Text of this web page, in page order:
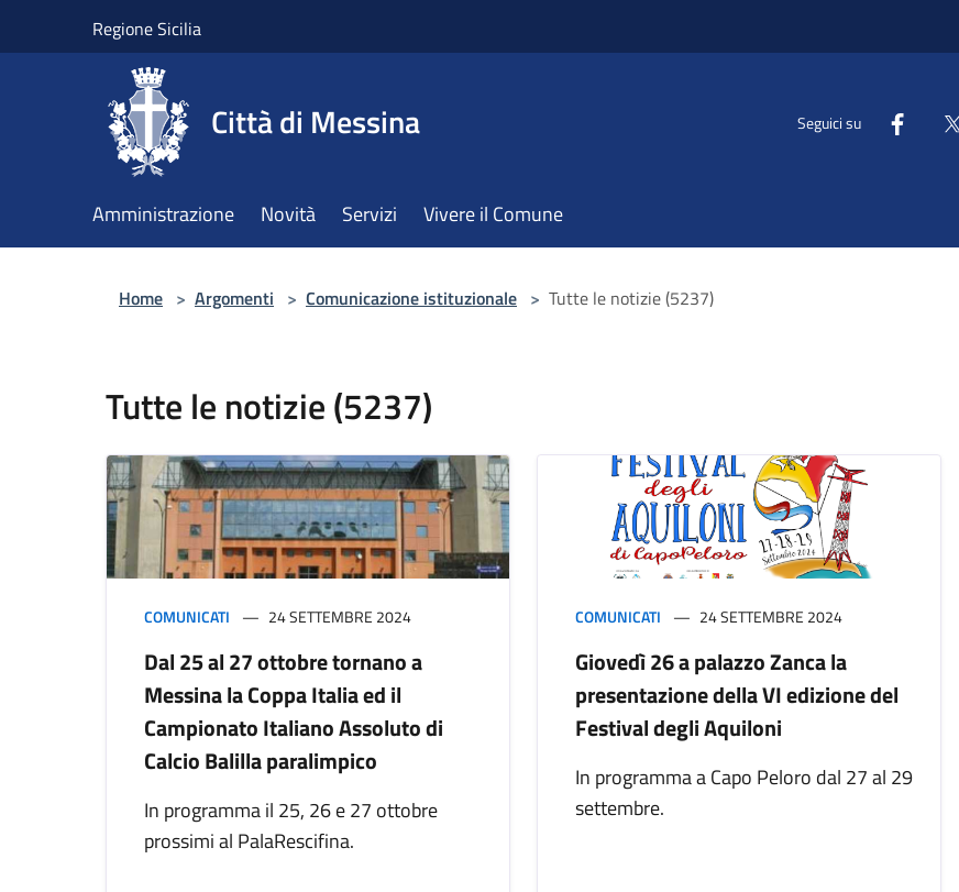
Regione Sicilia
Città di Messina Seguici su
Amministrazione Novità Servizi Vivere il Comune
Home > Argomenti > Comunicazione istituzionale > Tutte le notizie (5237)
Tutte le notizie (5237)
COMUNICATI 24 SETTEMBRE 2024
Dal 25 al 27 ottobre tornano a
Messina la Coppa Italia ed il
Campionato Italiano Assoluto di
Calcio Balilla paralimpico
In programma il 25, 26 e 27 ottobre
prossimi al PalaRescifina.
COMUNICATI 24 SETTEMBRE 2024
Giovedì 26 a palazzo Zanca la
presentazione della VI edizione del
Festival degli Aquiloni
In programma a Capo Peloro dal 27 al 29
settembre.